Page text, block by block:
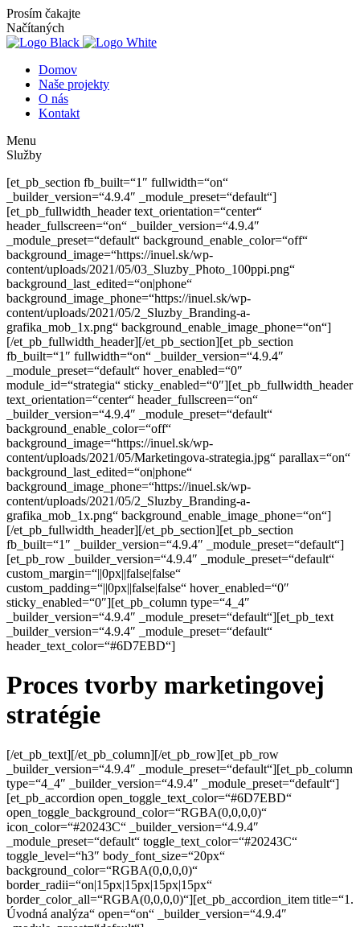
Prosím čakajte
Načítaných
Domov
Naše projekty
O nás
Kontakt
Menu
Služby
[et_pb_section fb_built=“1″ fullwidth=“on“
_builder_version=“4.9.4″ _module_preset=“default“]
[et_pb_fullwidth_header text_orientation=“center“
header_fullscreen=“on“ _builder_version=“4.9.4″
_module_preset=“default“ background_enable_color=“off“
background_image=“https://inuel.sk/wp-
content/uploads/2021/05/03_Sluzby_Photo_100ppi.png“
background_last_edited=“on|phone“
background_image_phone=“https://inuel.sk/wp-
content/uploads/2021/05/2_Sluzby_Branding-a-
grafika_mob_1x.png“ background_enable_image_phone=“on“]
[/et_pb_fullwidth_header][/et_pb_section][et_pb_section
fb_built=“1″ fullwidth=“on“ _builder_version=“4.9.4″
_module_preset=“default“ hover_enabled=“0″
module_id=“strategia“ sticky_enabled=“0″][et_pb_fullwidth_header
text_orientation=“center“ header_fullscreen=“on“
_builder_version=“4.9.4″ _module_preset=“default“
background_enable_color=“off“
background_image=“https://inuel.sk/wp-
content/uploads/2021/05/Marketingova-strategia.jpg“ parallax=“on“
background_last_edited=“on|phone“
background_image_phone=“https://inuel.sk/wp-
content/uploads/2021/05/2_Sluzby_Branding-a-
grafika_mob_1x.png“ background_enable_image_phone=“on“]
[/et_pb_fullwidth_header][/et_pb_section][et_pb_section
fb_built=“1″ _builder_version=“4.9.4″ _module_preset=“default“]
[et_pb_row _builder_version=“4.9.4″ _module_preset=“default“
custom_margin=“||0px||false|false“
custom_padding=“||0px||false|false“ hover_enabled=“0″
sticky_enabled=“0″][et_pb_column type=“4_4″
_builder_version=“4.9.4″ _module_preset=“default“][et_pb_text
_builder_version=“4.9.4″ _module_preset=“default“
header_text_color=“#6D7EBD“]
Proces tvorby marketingovej
stratégie
[/et_pb_text][/et_pb_column][/et_pb_row][et_pb_row
_builder_version=“4.9.4″ _module_preset=“default“][et_pb_column
type=“4_4″ _builder_version=“4.9.4″ _module_preset=“default“]
[et_pb_accordion open_toggle_text_color=“#6D7EBD“
open_toggle_background_color=“RGBA(0,0,0,0)“
icon_color=“#20243C“ _builder_version=“4.9.4″
_module_preset=“default“ toggle_text_color=“#20243C“
toggle_level=“h3″ body_font_size=“20px“
background_color=“RGBA(0,0,0,0)“
border_radii=“on|15px|15px|15px|15px“
border_color_all=“RGBA(0,0,0,0)“][et_pb_accordion_item title=“1.
Úvodná analýza“ open=“on“ _builder_version=“4.9.4″